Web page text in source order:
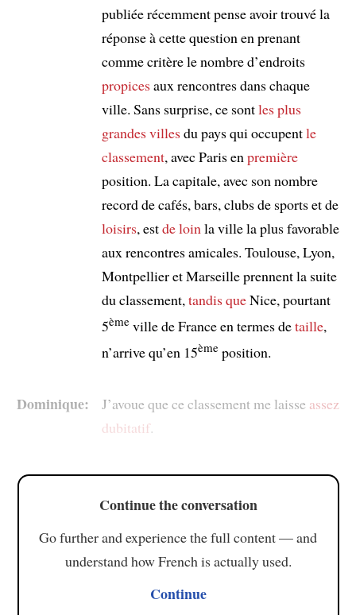
publiée récemment pense avoir trouvé la
réponse à cette question en prenant
comme critère le nombre d’endroits
propicesaux rencontres dans chaque
ville. Sans surprise, ce sontles plus
grandes villesdu pays qui occupentle
classement, avec Paris en première
position. La capitale, avec son nombre
record de cafés, bars, clubs de sports et de
loisirs, estde loin la ville la plus favorable
aux rencontres amicales. Toulouse, Lyon,
Montpellier et Marseille prennent la suite
du classement, tandis queNice, pourtant
5èmeville de France en termes detaille,
n’arrive qu’en 15èmeposition.
Dominique: J’avoue que ce classement me laisse assez
dubitatif.
Continue the conversation
Go further and experience the full content — and
understand how French is actually used.
Continue